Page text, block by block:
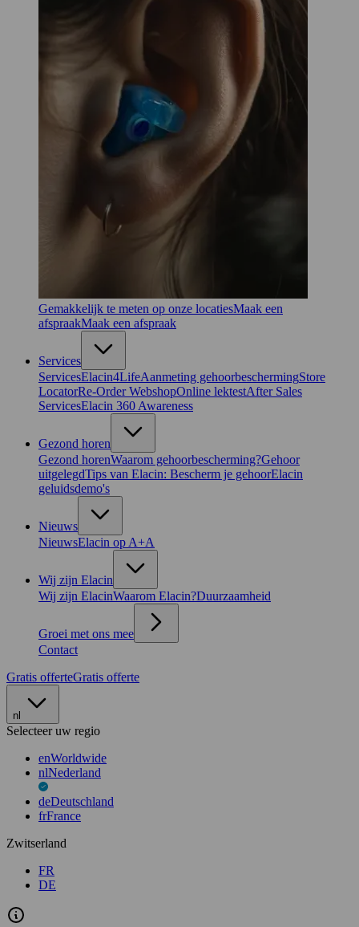
Gemakkelijk te meten op onze locatiesMaak een
afspraakMaak een afspraak
Services
ServicesElacin4LifeAanmeting gehoorbeschermingStore
LocatorRe-Order WebshopOnline lektestAfter Sales
ServicesElacin 360 Awareness
Gezond horen
Gezond horenWaarom gehoorbescherming?Gehoor
uitgelegdTips van Elacin: Bescherm je gehoorElacin
geluidsdemo's
Nieuws
NieuwsElacin op A+A
Wij zijn Elacin
Wij zijn ElacinWaarom Elacin?Duurzaamheid
Groei met ons mee
Contact
Gratis offerteGratis offerte
nl
Selecteer uw regio
enWorldwide
nlNederland
deDeutschland
frFrance
Zwitserland
FR
DE